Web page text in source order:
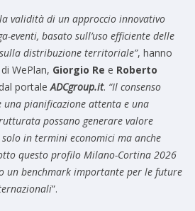
validità di un approccio innovativo
eventi, basato sull’uso efficiente delle
distribuzione territoriale”, hanno
WePlan, Giorgio Re e Roberto
portaleADCgroup.it. “Il consenso
pianificazione attenta e una
possano generare valore
in termini economici ma anche
questo profilo Milano-Cortina 2026
un benchmark importante per le future
”.